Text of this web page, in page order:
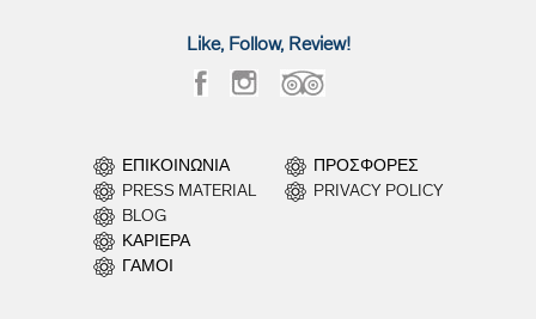
Like, Follow, Review!
ΕΠΙΚΟΙΝΩΝΙΑ
PRESS MATERIAL
BLOG
ΚΑΡΙΕΡΑ
ΓΑΜΟΙ
ΠΡΟΣΦΟΡΕΣ
PRIVACY POLICY